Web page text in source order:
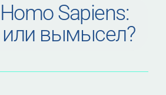
Sapiens:
или вымысел?